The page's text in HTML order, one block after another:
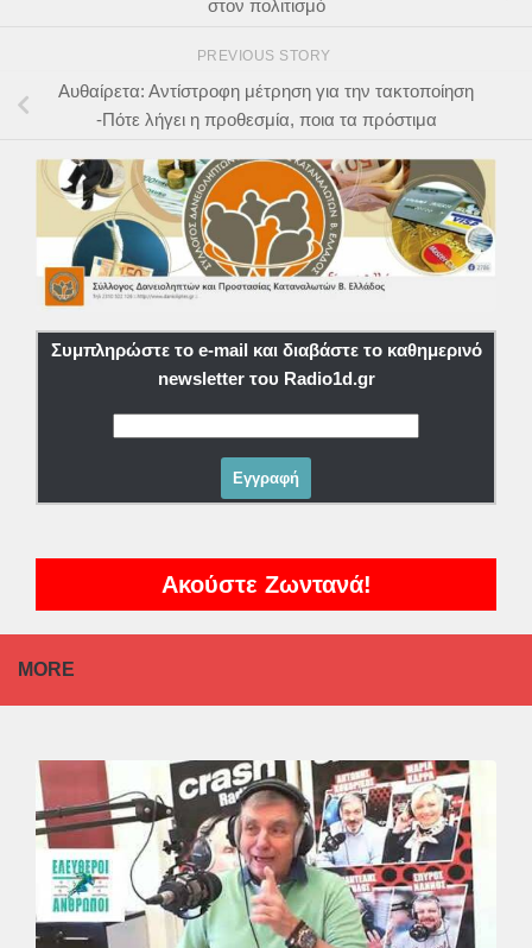
στον πολιτισμό
PREVIOUS STORY
Αυθαίρετα: Αντίστροφη μέτρηση για την τακτοποίηση
-Πότε λήγει η προθεσμία, ποια τα πρόστιμα
Συμπληρώστε το e-mail και διαβάστε το καθημερινό
newsletter του Radio1d.gr
Ακούστε Ζωντανά!
MORE